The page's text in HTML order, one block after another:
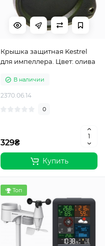
Крышка защитная Kestrel
для импеллера. Цвет: олива
В наличии
2370.06.14
0
329₴
Купить
Топ